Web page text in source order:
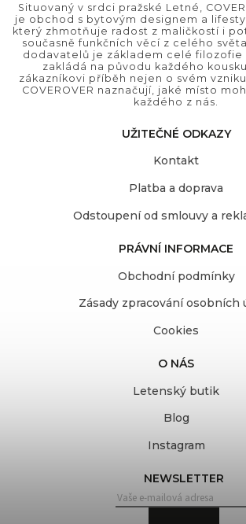
Situovaný v srdci pražské Letné,
je obchod s bytovým designem a
který zhmotňuje radost z maličkostí i
současně funkčních věcí z celého
dodavatelů je základem celé filozofie
zakládá na původu každého
zákazníkovi příběh nejen o svém
COVEROVER naznačují, jaké místo
každého z nás.
UŽITEČNÉ ODKAZY
Kontakt
Platba a doprava
Odstoupení od smlouvy a
PRÁVNÍ INFORMACE
Obchodní podmínky
Zásady zpracování osobních
Cookies
O NÁS
Letenský butik
Blog
Instagram
NEWSLETTER